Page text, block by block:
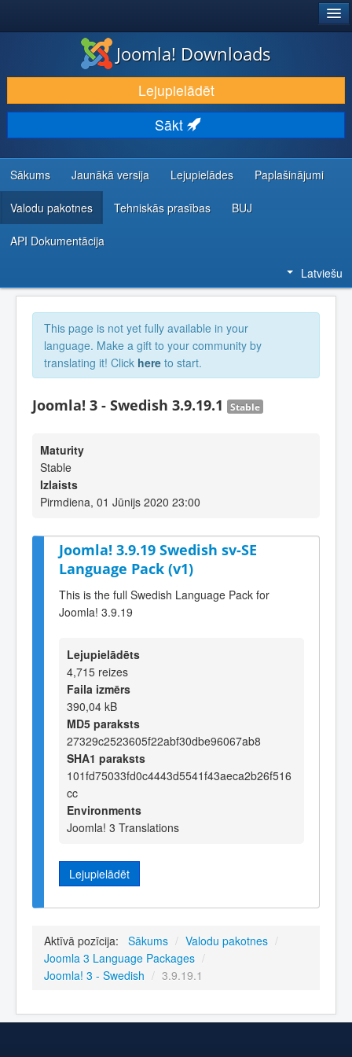
LEJUPIELĀDĒT UN PAPLAŠINĀT
ATKLĀJ UN IEMĀCIES
KOPIENA UN ATBALSTS
IZSTRĀDĀTĀJU RESURSI
Joomla! Downloads
Lejupielādēt
Sākt
Sākums Jaunākā versija Lejupielādes Paplašinājumi
Valodu pakotnes Tehniskās prasības BUJ
API Dokumentācija
Latviešu
This page is not yet fully available in your
language. Make a gift to your community by
translating it! Click here to start.
Joomla! 3 - Swedish 3.9.19.1 Stable
Maturity
Stable
Izlaists
Pirmdiena, 01 Jūnijs 2020 23:00
Joomla! 3.9.19 Swedish sv-SE
Language Pack (v1)
This is the full Swedish Language Pack for
Joomla! 3.9.19
Lejupielādēts
4,715 reizes
Faila izmērs
390,04 kB
MD5 paraksts
27329c2523605f22abf30dbe96067ab8
SHA1 paraksts
101fd75033fd0c4443d5541f43aeca2b26f516
cc
Environments
Joomla! 3 Translations
Lejupielādēt
Aktīvā pozīcija: Sākums / Valodu pakotnes /
Joomla 3 Language Packages /
Joomla! 3 - Swedish / 3.9.19.1